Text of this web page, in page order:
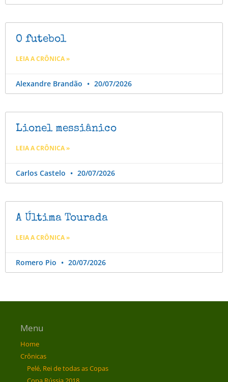
O futebol
LEIA A CRÔNICA »
Alexandre Brandão 20/07/2026
Lionel messiânico
LEIA A CRÔNICA »
Carlos Castelo 20/07/2026
A Última Tourada
LEIA A CRÔNICA »
Romero Pio 20/07/2026
Menu
Home
Crônicas
Pelé, Rei de todas as Copas